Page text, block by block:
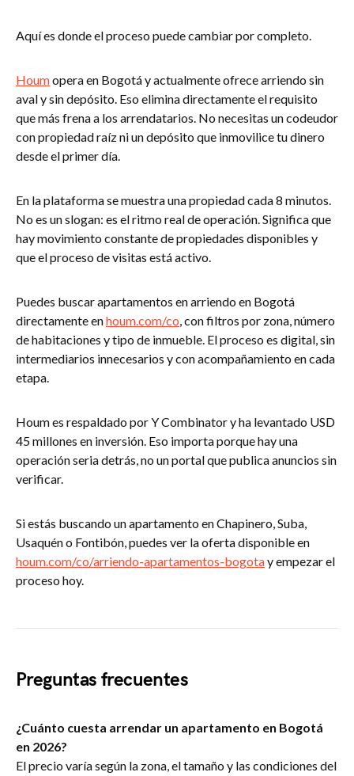
Aquí es donde el proceso puede cambiar por completo.
Houmopera en Bogotá y actualmente ofrece arriendo sin
aval y sin depósito. Eso elimina directamente el requisito
que más frena a los arrendatarios. No necesitas un codeudor
con propiedad raíz ni un depósito que inmovilice tu dinero
desde el primer día.
En la plataforma se muestra una propiedad cada 8 minutos.
No es un slogan: es el ritmo real de operación. Significa que
hay movimiento constante de propiedades disponibles y
que el proceso de visitas está activo.
Puedes buscar apartamentos en arriendo en Bogotá
directamente enhoum.com/co, con filtros por zona, número
de habitaciones y tipo de inmueble. El proceso es digital, sin
intermediarios innecesarios y con acompañamiento en cada
etapa.
Houm es respaldado por Y Combinator y ha levantado USD
45 millones en inversión. Eso importa porque hay una
operación seria detrás, no un portal que publica anuncios sin
verificar.
Si estás buscando un apartamento en Chapinero, Suba,
Usaquén o Fontibón, puedes ver la oferta disponible en
houm.com/co/arriendo-apartamentos-bogotay empezar el
proceso hoy.
Preguntas frecuentes
¿Cuánto cuesta arrendar un apartamento en Bogotá
en 2026?
El precio varía según la zona, el tamaño y las condiciones del